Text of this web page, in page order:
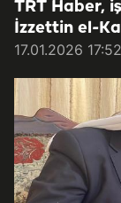
TRT Haber,
İzzettin el-
17.01.2026 17:52